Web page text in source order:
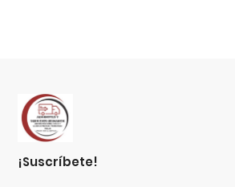
¡suscríbete!